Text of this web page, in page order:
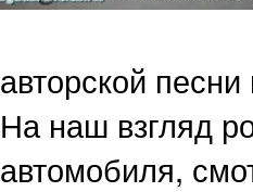
авторской
На наш взгляд
автомобиля,